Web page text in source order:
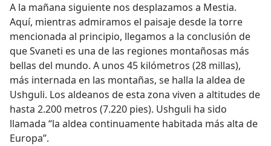
A la mañana siguiente nos desplazamos a Mestia.
Aquí, mientras admiramos el paisaje desde la torre
mencionada al principio, llegamos a la conclusión de
que Svaneti es una de las regiones montañosas más
bellas del mundo. A unos 45 kilómetros (28 millas),
más internada en las montañas, se halla la aldea de
Ushguli. Los aldeanos de esta zona viven a altitudes de
hasta 2.200 metros (7.220 pies). Ushguli ha sido
llamada “la aldea continuamente habitada más alta de
Europa”.